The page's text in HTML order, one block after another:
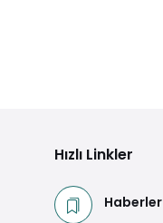
Hızlı Linkler
Haberler